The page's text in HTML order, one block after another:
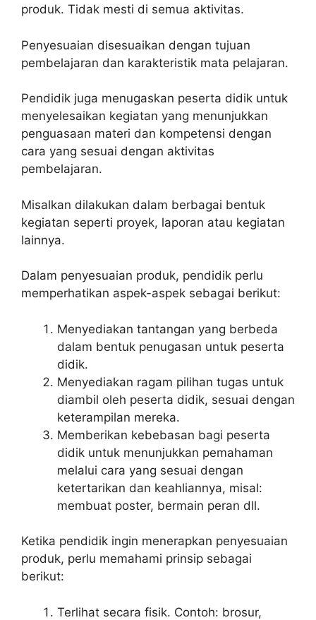
produk. Tidak mesti di semua aktivitas.
Penyesuaian disesuaikan dengan tujuan
pembelajaran dan karakteristik mata pelajaran.
Pendidik juga menugaskan peserta didik untuk
menyelesaikan kegiatan yang menunjukkan
penguasaan materi dan kompetensi dengan
cara yang sesuai dengan aktivitas
pembelajaran.
Misalkan dilakukan dalam berbagai bentuk
kegiatan seperti proyek, laporan atau kegiatan
lainnya.
Dalam penyesuaian produk, pendidik perlu
memperhatikan aspek-aspek sebagai berikut:
Menyediakan tantangan yang berbeda
dalam bentuk penugasan untuk peserta
didik.
Menyediakan ragam pilihan tugas untuk
diambil oleh peserta didik, sesuai dengan
keterampilan mereka.
Memberikan kebebasan bagi peserta
didik untuk menunjukkan pemahaman
melalui cara yang sesuai dengan
ketertarikan dan keahliannya, misal:
membuat poster, bermain peran dll.
Ketika pendidik ingin menerapkan penyesuaian
produk, perlu memahami prinsip sebagai
berikut:
Terlihat secara fisik. Contoh: brosur,